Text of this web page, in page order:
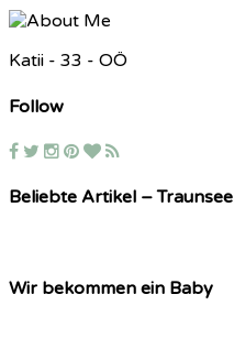
Katii - 33 - OÖ
Follow
Beliebte Artikel – Traunsee
Wir bekommen ein Baby